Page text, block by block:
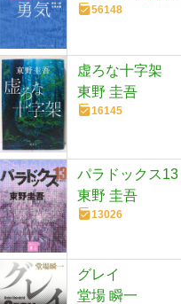
56148
虚ろな十字架
東野 圭吾
16145
パラドックス
東野 圭吾
13026
グレイ
堂場 瞬一